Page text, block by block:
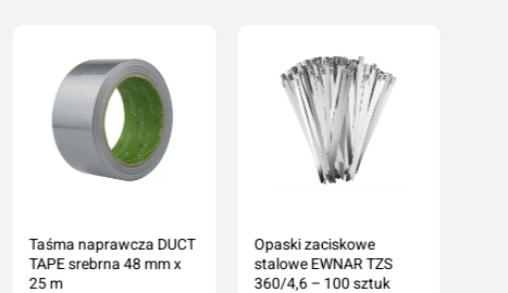
Taśma naprawcza DUCT
TAPE srebrna 48 mm x
25 m
Opaski zaciskowe
stalowe EWNAR TZS
360/4,6 – 100 sztuk